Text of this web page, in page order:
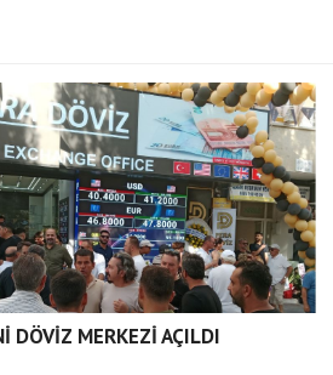
DÖVİZ MERKEZİ AÇILDI